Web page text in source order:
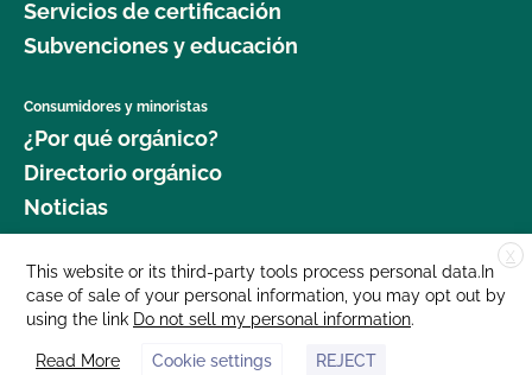
Servicios de certificación
Subvenciones y educación
Consumidores y minoristas
¿Por qué orgánico?
Directorio orgánico
Noticias
Donar
Carreras profesionales
Sala de prensa
Contáctenos
X
This website or its third-party tools process personal data.In
case of sale of your personal information, you may opt out by
using the link Do not sell my personal information.
Read More Cookie settings REJECT